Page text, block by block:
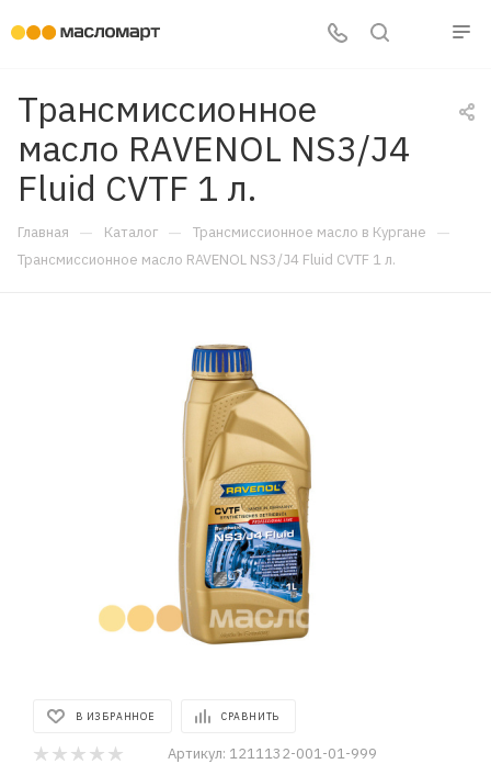
Трансмиссионное
масло RAVENOL NS3/J4
Fluid CVTF 1 л.
Главная — Каталог — Трансмиссионное масло в Кургане —
Трансмиссионное масло RAVENOL NS3/J4 Fluid CVTF 1 л.
В ИЗБРАННОЕ СРАВНИТЬ
Артикул: 1211132-001-01-999